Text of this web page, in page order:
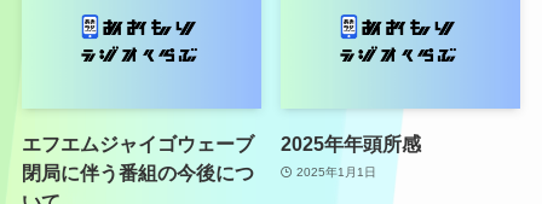
エフエムジャイゴウェーブ
閉局に伴う番組の今後につ
2025年年頭所感
2025年1月1日